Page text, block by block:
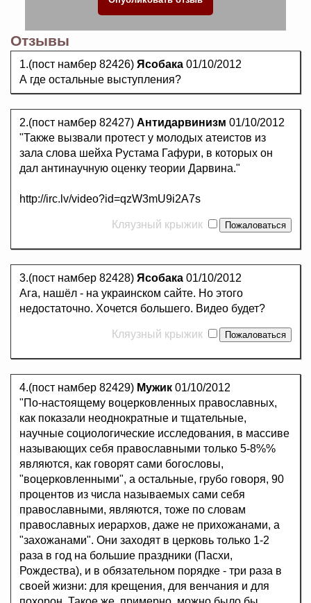
Отзывы
1.(пост намбер 82426) Ясобака 01/10/2012
А где остальные выступления?
2.(пост намбер 82427) Антидарвинизм 01/10/2012
"Также вызвали протест у молодых атеистов из
зала слова шейха Рустама Гафури, в которых он
дал антинаучную оценку теории Дарвина."
http://irc.lv/video?id=qzW3mU9i2A7s
Кляузный крыжик
3.(пост намбер 82428) Ясобака 01/10/2012
Ага, нашёл - на украинском сайте. Но этого
недостаточно. Хочется большего. Видео будет?
Кляузный крыжик
4.(пост намбер 82429) Мужик 01/10/2012
"По-настоящему воцерковленных православных,
как показали неоднократные и тщательные,
научные социологические исследования, в массиве
называющих себя православными только 5-8%%
являются, как говорят сами богословы,
"воцерковленными", а остальные, грубо говоря, 90
процентов из числа называемых сами себя
православными, являются, тоже по словам
православных иерархов, даже не прихожанами, а
"захожанами". Они заходят в церковь только 1-2
раза в год на большие праздники (Пасхи,
Рождества), и в обязательном порядке - три раза в
своей жизни: для крещения, для венчания и для